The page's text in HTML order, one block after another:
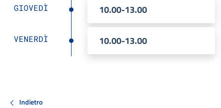
GIOVEDÌ 10.00-13.00
VENERDÌ 10.00-13.00
Indietro